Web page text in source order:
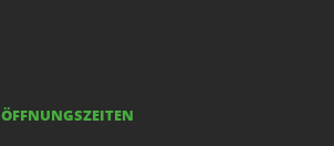
ÖFFNUNGSZEITEN